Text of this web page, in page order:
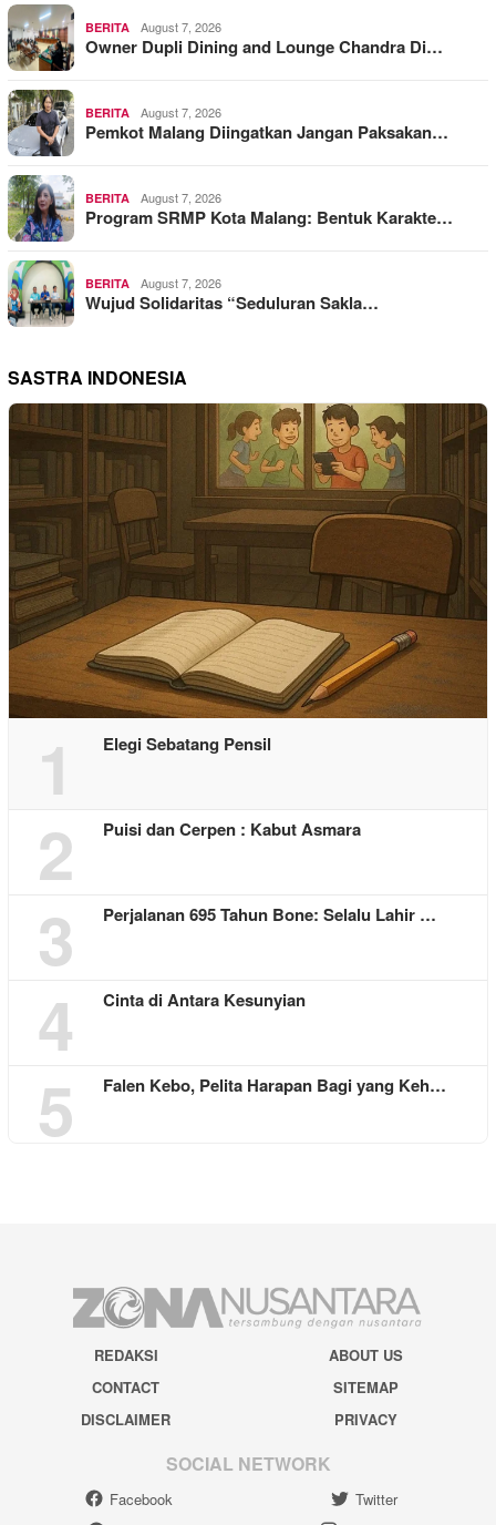
BERITA August 7, 2026
Owner Dupli Dining and Lounge Chandra Di…
BERITA August 7, 2026
Pemkot Malang Diingatkan Jangan Paksakan…
BERITA August 7, 2026
Program SRMP Kota Malang: Bentuk Karakte…
BERITA August 7, 2026
Wujud Solidaritas “Seduluran Sakla…
SASTRA INDONESIA
1 Elegi Sebatang Pensil
2 Puisi dan Cerpen : Kabut Asmara
3 Perjalanan 695 Tahun Bone: Selalu Lahir …
4 Cinta di Antara Kesunyian
5 Falen Kebo, Pelita Harapan Bagi yang Keh…
REDAKSI
ABOUT US
CONTACT
SITEMAP
DISCLAIMER
PRIVACY
SOCIAL NETWORK
Facebook
Twitter